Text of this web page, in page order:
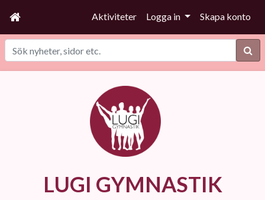
Aktiviteter Logga in Skapa konto
Sök
LUGI GYMNASTIK